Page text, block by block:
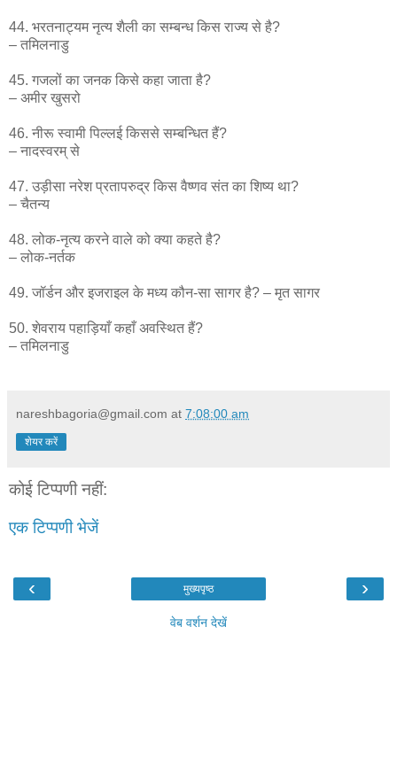
44. भरतनाट्यम नृत्य शैली का सम्बन्ध किस राज्य से है?
– तमिलनाडु
45. गजलों का जनक किसे कहा जाता है?
– अमीर खुसरो
46. नीरू स्वामी पिल्लई किससे सम्बन्धित हैं?
– नादस्वरम् से
47. उड़ीसा नरेश प्रतापरुद्र किस वैष्णव संत का शिष्य था?
– चैतन्य
48. लोक-नृत्य करने वाले को क्या कहते है?
– लोक-नर्तक
49. जॉर्डन और इजराइल के मध्य कौन-सा सागर है? – मृत सागर
50. शेवराय पहाड़ियाँ कहाँ अवस्थित हैं?
– तमिलनाडु
nareshbagoria@gmail.com at 7:08:00 am
शेयर करें
कोई टिप्पणी नहीं:
एक टिप्पणी भेजें
‹ ›
मुख्यपृष्ठ
वेब वर्शन देखें